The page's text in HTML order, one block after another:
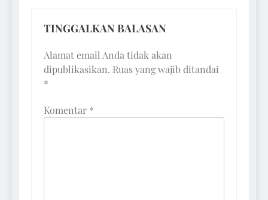
TINGGALKAN BALASAN
Alamat email Anda tidak akan
dipublikasikan. Ruas yang wajib ditandai
*
Komentar *